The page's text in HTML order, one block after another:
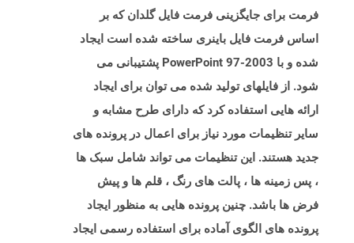
فرمت برای جایگزینی فرمت فایل گلدان که بر
اساس فرمت فایل باینری ساخته شده است ایجاد
شده و با PowerPoint 97-2003 پشتیبانی می
شود. از فایلهای تولید شده می توان برای ایجاد
ارائه هایی استفاده کرد که دارای طرح مشابه و
سایر تنظیمات مورد نیاز برای اعمال در پرونده های
جدید هستند. این تنظیمات می تواند شامل سبک ها
، پس زمینه ها ، پالت های رنگ ، قلم ها و پیش
فرض ها باشد. چنین پرونده هایی به منظور ایجاد
پرونده های الگوی آماده برای استفاده رسمی ایجاد